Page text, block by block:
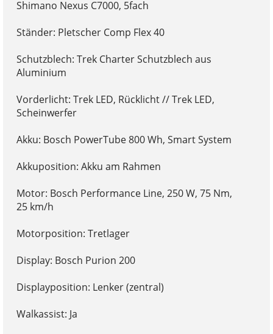
Shimano Nexus C7000, 5fach
Ständer: Pletscher Comp Flex 40
Schutzblech: Trek Charter Schutzblech aus
Aluminium
Vorderlicht: Trek LED, Rücklicht // Trek LED,
Scheinwerfer
Akku: Bosch PowerTube 800 Wh, Smart System
Akkuposition: Akku am Rahmen
Motor: Bosch Performance Line, 250 W, 75 Nm,
25 km/h
Motorposition: Tretlager
Display: Bosch Purion 200
Displayposition: Lenker (zentral)
Walkassist: Ja